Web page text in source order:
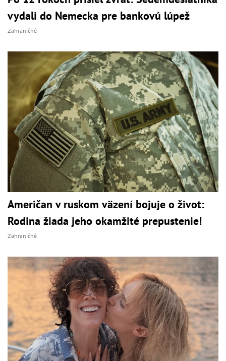
vydali do Nemecka pre bankovú lúpež
Zahraničné
Američan v ruskom väzení bojuje o život:
Rodina žiada jeho okamžité prepustenie!
Zahraničné